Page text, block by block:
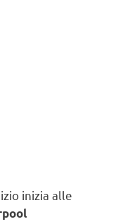
inizia alle